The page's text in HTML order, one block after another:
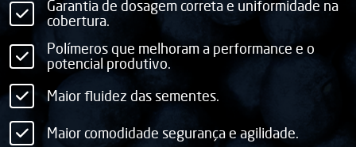
Garantia de dosagem correta e uniformidade na
cobertura.
Polímeros que melhoram a performance e o
potencial produtivo.
Maior fluidez das sementes.
Maior comodidade segurança e agilidade.